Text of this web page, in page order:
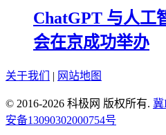
ChatGPT 与人工
会在京成功举办
关于我们 | 网站地图
© 2016-2026 科极网 版权所有. 冀
安备13090302000754号